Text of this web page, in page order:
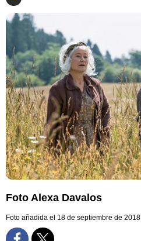
Foto Alexa Davalos
Foto añadida el 18 de septiembre de 2018